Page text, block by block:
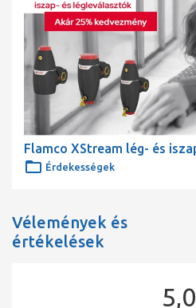
Flamco XStream lég- és
Érdekességek
Vélemények és
értékelések
5,0